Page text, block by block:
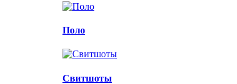
Поло
Свитшоты